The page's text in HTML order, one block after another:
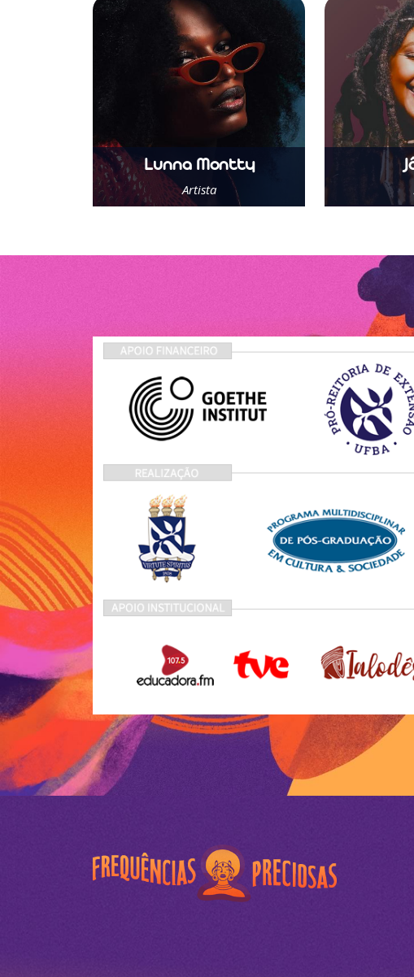
Lunna Montty
Artista